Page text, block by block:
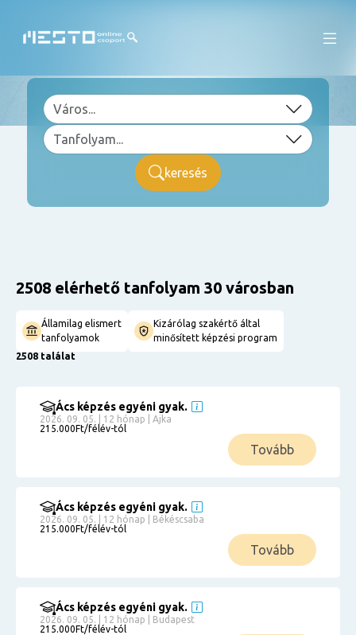
keresés
2508 elérhető tanfolyam 30 városban
Államilag elismert
tanfolyamok
Kizárólag szakértő által
minősített képzési program
2508 találat
Ács képzés egyéni gyak.
2026. 09. 05. | 12 hónap | Ajka
215.000Ft/félév-tól
Tovább
Ács képzés egyéni gyak.
2026. 09. 05. | 12 hónap | Békéscsaba
215.000Ft/félév-tól
Tovább
Ács képzés egyéni gyak.
2026. 09. 05. | 12 hónap | Budapest
215.000Ft/félév-tól